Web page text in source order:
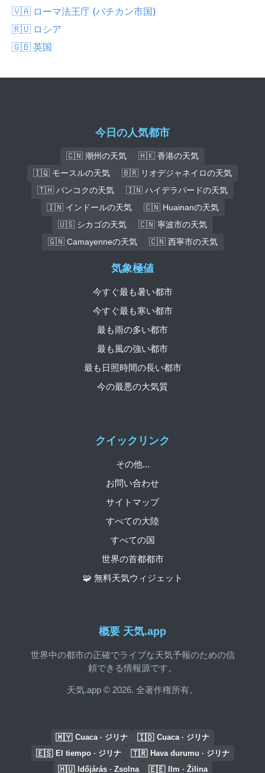
🇻🇦 ローマ法王庁 (バチカン市国)
🇷🇺 ロシア
🇬🇧 英国
今日の人気都市
🇨🇳 潮州の天気
🇭🇰 香港の天気
🇮🇶 モースルの天気
🇧🇷 リオデジャネイロの天気
🇹🇭 バンコクの天気
🇮🇳 ハイデラバードの天気
🇮🇳 インドールの天気
🇨🇳 Huainanの天気
🇺🇸 シカゴの天気
🇨🇳 寧波市の天気
🇬🇳 Camayenneの天気
🇨🇳 西寧市の天気
概要 天気.app
世界中の都市の正確でライブな天気予報のための信
頼できる情報源です。
天気.app © 2026. 全著作権所有。
クイックリンク
その他...
お問い合わせ
サイトマップ
すべての大陸
すべての国
世界の首都都市
🧩 無料天気ウィジェット
気象極値
今すぐ最も暑い都市
今すぐ最も寒い都市
最も雨の多い都市
最も風の強い都市
最も日照時間の長い都市
今の最悪の大気質
🇲🇾 Cuaca · ジリナ 🇮🇩 Cuaca · ジリナ
🇪🇸 El tiempo · ジリナ 🇹🇷 Hava durumu · ジリナ
🇭🇺 Időjárás · Zsolna 🇪🇪 Ilm · Žilina